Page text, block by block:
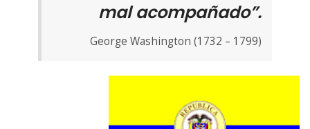
mal acompañado”.
George Washington (1732 – 1799)